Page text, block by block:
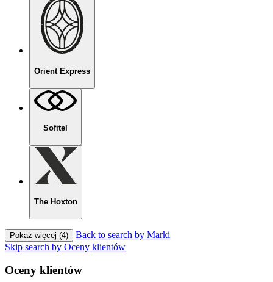
Orient Express
Sofitel
The Hoxton
Pokaż więcej (4)
Back to search by Marki
Skip search by Oceny klientów
Oceny klientów